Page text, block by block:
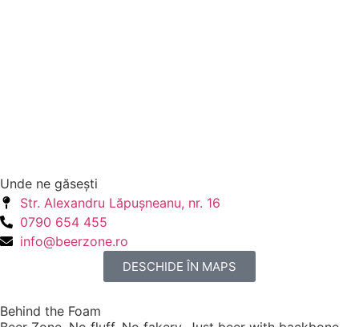
Unde ne găseşti
Str. Alexandru Lăpuşneanu, nr. 16
0790 654 455
info@beerzone.ro
DESCHIDE ÎN MAPS
Behind the Foam